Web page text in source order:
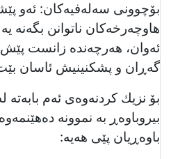
بۆچوونی سەلەفیەكان: ئەو
هاوچەرخەكان ناتوانن بگەنە
ئەوان، هەرچەندە زانست
گەڕان و پشكنینيش ئاسان
بۆ نزیك كردنەوەی ئەم بابەتە
بیروباوەڕ بە نموونە
باوەڕیان پێی هەیە: